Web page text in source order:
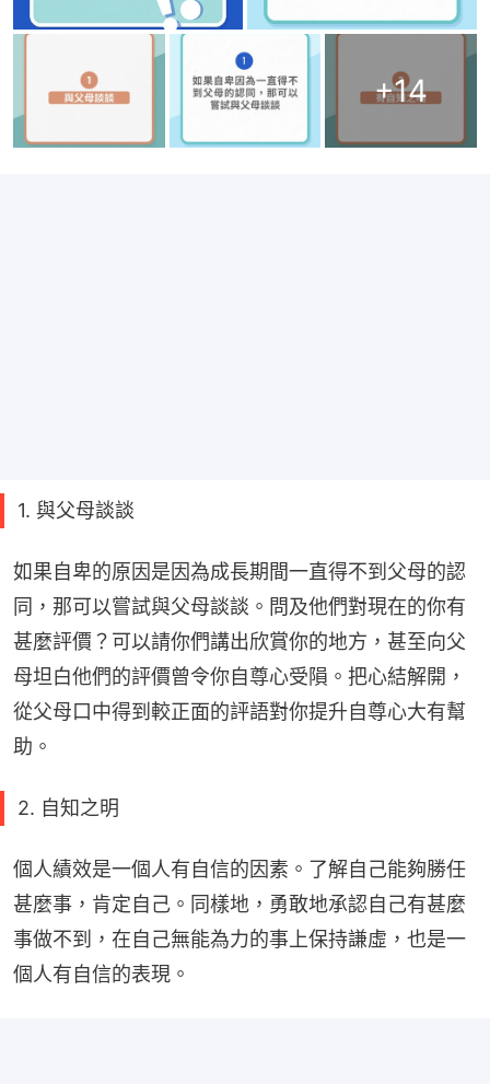
+14
1. 與父母談談
如果自卑的原因是因為成長期間一直得不到父母的認
同，那可以嘗試與父母談談。問及他們對現在的你有
甚麼評價？可以請你們講出欣賞你的地方，甚至向父
母坦白他們的評價曾令你自尊心受隕。把心結解開，
從父母口中得到較正面的評語對你提升自尊心大有幫
助。
2. 自知之明
個人績效是一個人有自信的因素。了解自己能夠勝任
甚麼事，肯定自己。同樣地，勇敢地承認自己有甚麼
事做不到，在自己無能為力的事上保持謙虛，也是一
個人有自信的表現。